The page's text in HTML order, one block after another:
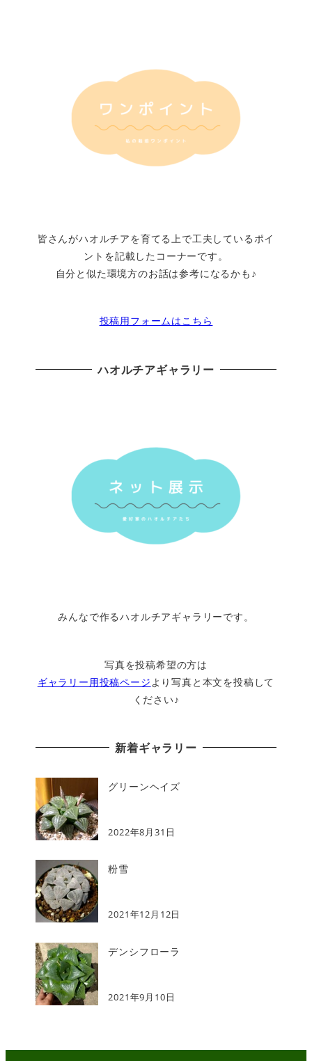
皆さんがハオルチアを育てる上で工夫しているポイ
ントを記載したコーナーです。
自分と似た環境方のお話は参考になるかも♪
投稿用フォームはこちら
ハオルチアギャラリー
みんなで作るハオルチアギャラリーです。
写真を投稿希望の方は
ギャラリー用投稿ページ より写真と本文を投稿して
ください♪
新着ギャラリー
グリーンヘイズ
2022年8月31日
粉雪
2021年12月12日
デンシフローラ
2021年9月10日